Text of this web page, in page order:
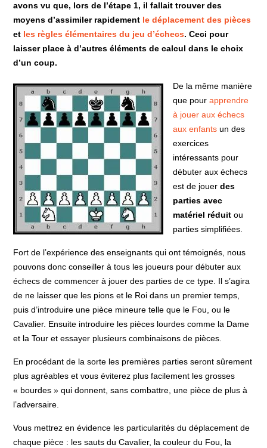
avons vu que, lors de l’étape 1, il fallait trouver des
moyens d’assimiler rapidement le déplacement des pièces
et les règles élémentaires du jeu d’échecs. Ceci pour
laisser place à d’autres éléments de calcul dans le choix
d’un coup.
De la même manière
que pourapprendre
à jouer aux échecs
aux enfants un des
exercices
intéressants pour
débuter aux échecs
est de jouerdes
parties avec
matériel réduit ou
parties simplifiées.
Fort de l’expérience des enseignants qui ont témoignés, nous
pouvons donc conseiller à tous les joueurs pour débuter aux
échecs de commencer à jouer des parties de ce type. Il s’agira
de ne laisser que les pions et le Roi dans un premier temps,
puis d’introduire une pièce mineure telle que le Fou, ou le
Cavalier. Ensuite introduire les pièces lourdes comme la Dame
et la Tour et essayer plusieurs combinaisons de pièces.
En procédant de la sorte les premières parties seront sûrement
plus agréables et vous éviterez plus facilement les grosses
« bourdes » qui donnent, sans combattre, une pièce de plus à
l’adversaire.
Vous mettrez en évidence les particularités du déplacement de
chaque pièce : les sauts du Cavalier, la couleur du Fou, la